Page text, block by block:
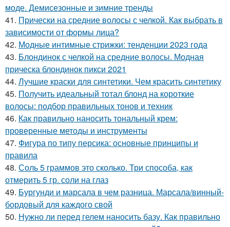
моде. Демисезонные и зимние тренды
41. Прически на средние волосы с челкой. Как выбрать в
зависимости от формы лица?
42. Модные интимные стрижки: тенденции 2023 года
43. Блондинок с челкой на средние волосы. Модная
прическа блондинок пикси 2021
44. Лучшие краски для синтетики. Чем красить синтетику
45. Получить идеальный тотал блонд на короткие
волосы: подбор правильных тонов и техник
46. Как правильно наносить тональный крем:
проверенные методы и инструменты
47. Фигура по типу персика: основные принципы и
правила
48. Соль 5 граммов это сколько. Три способа, как
отмерить 5 гр. соли на глаз
49. Бургунди и марсала в чем разница. Марсала/винный-
бордовый для каждого свой
50. Нужно ли перед гелем наносить базу. Как правильно